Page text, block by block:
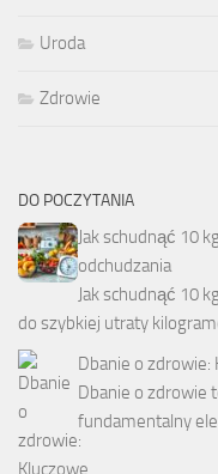
Uroda
Zdrowie
DO POCZYTANIA
Jak schudnąć 10
odchudzania
Jak schudnąć 10
do szybkiej utraty
Dbanie o zdrowie:
Dbanie o zdrowie
fundamentalny